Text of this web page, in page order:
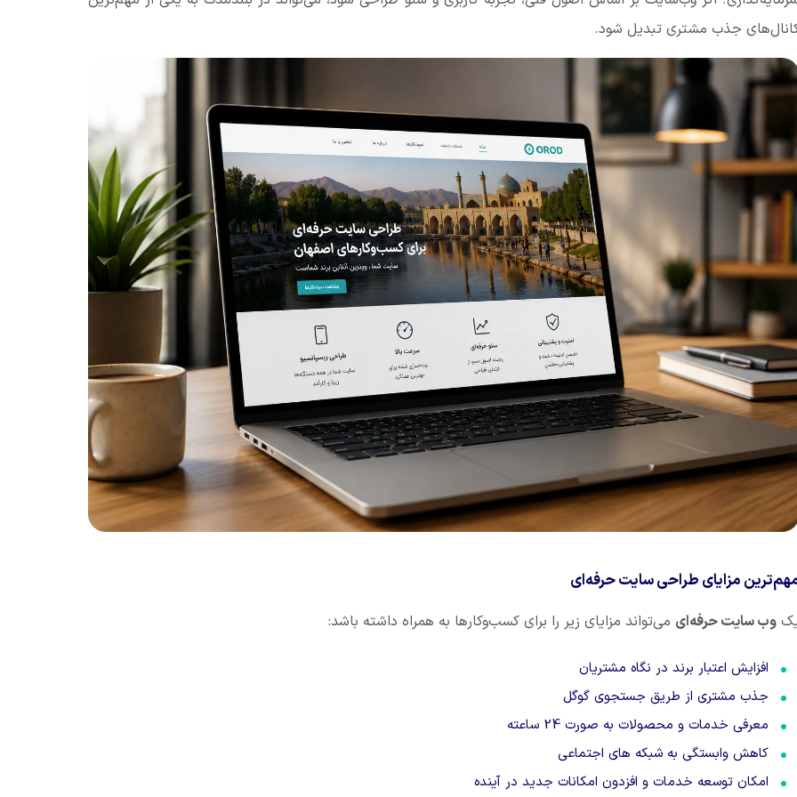
جذب مشتری تبدیل شود.
مزایای طراحی سایت حرفه‌ای
وب سایت حرفه‌ای می‌تواند مزایای زیر را برای کسب‌وکارها به همراه داشته باشد:
افزایش اعتبار برند در نگاه مشتریان
جذب مشتری از طریق جستجوی گوگل
معرفی خدمات و محصولات به صورت 24 ساعته
کاهش وابستگی به شبکه های اجتماعی
امکان توسعه خدمات و افزدون امکانات جدید در آینده